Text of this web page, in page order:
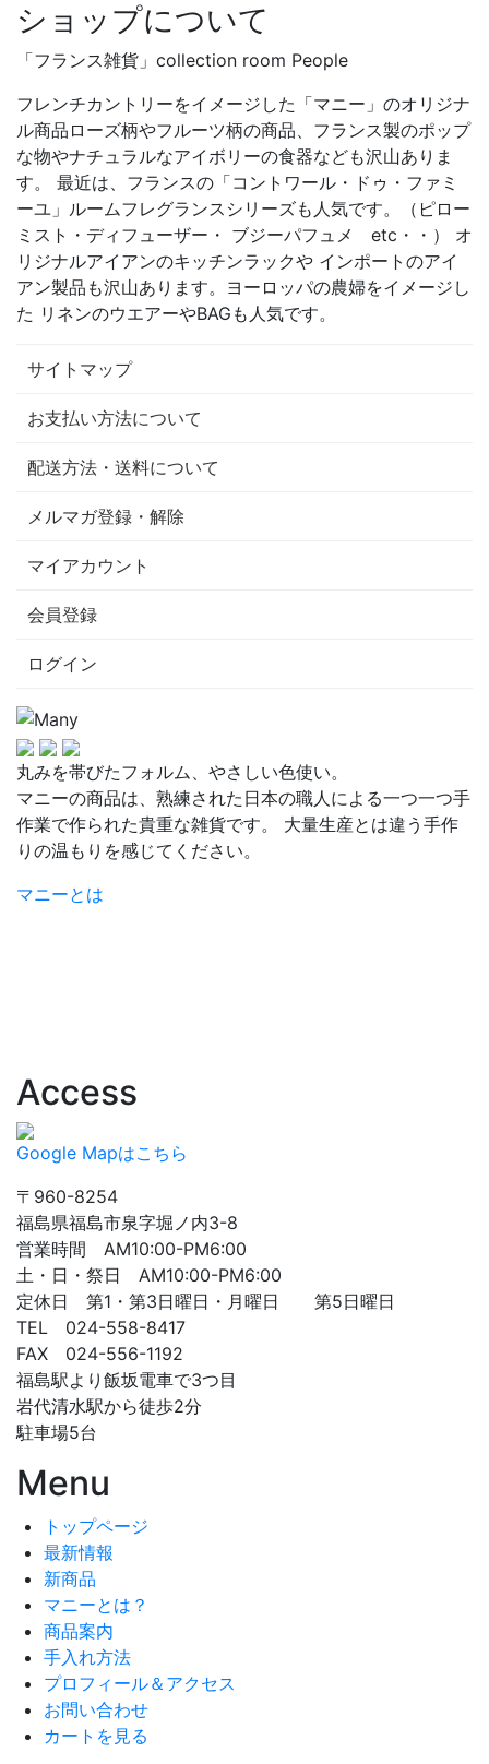
ショップについて
「フランス雑貨」collection room People
フレンチカントリーをイメージした「マニー」のオリジナ
ル商品ローズ柄やフルーツ柄の商品、フランス製のポップ
な物やナチュラルなアイボリーの食器なども沢山ありま
す。 最近は、フランスの「コントワール・ドゥ・ファミ
ーユ」ルームフレグランスシリーズも人気です。（ピロー
ミスト・ディフューザー・ ブジーパフュメ etc・・） オ
リジナルアイアンのキッチンラックや インポートのアイ
アン製品も沢山あります。ヨーロッパの農婦をイメージし
た リネンのウエアーやBAGも人気です。
サイトマップ
お支払い方法について
配送方法・送料について
メルマガ登録・解除
マイアカウント
会員登録
ログイン
丸みを帯びたフォルム、やさしい色使い。
マニーの商品は、熟練された日本の職人による一つ一つ手
作業で作られた貴重な雑貨です。 大量生産とは違う手作
りの温もりを感じてください。
マニーとは
Access
Google Mapはこちら
〒960-8254
福島県福島市泉字堀ノ内3-8
営業時間 AM10:00-PM6:00
土・日・祭日 AM10:00-PM6:00
定休日 第1・第3日曜日・月曜日 第5日曜日
TEL 024-558-8417
FAX 024-556-1192
福島駅より飯坂電車で3つ目
岩代清水駅から徒歩2分
駐車場5台
Menu
トップページ
最新情報
新商品
マニーとは？
商品案内
手入れ方法
プロフィール＆アクセス
お問い合わせ
カートを見る